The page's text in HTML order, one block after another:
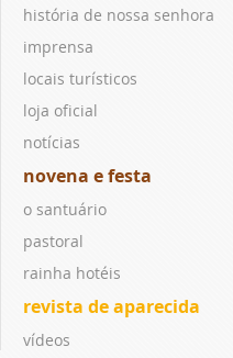
história de nossa senhora
imprensa
locais turísticos
loja oficial
notícias
novena e festa
o santuário
pastoral
rainha hotéis
revista de aparecida
vídeos